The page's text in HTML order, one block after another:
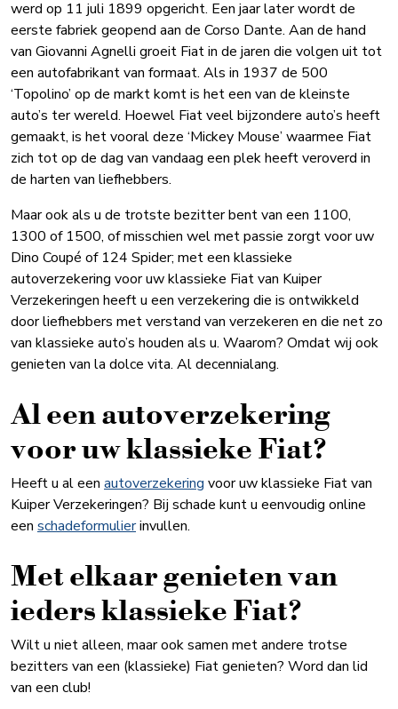
werd op 11 juli 1899 opgericht. Een jaar later wordt de
eerste fabriek geopend aan de Corso Dante. Aan de hand
van Giovanni Agnelli groeit Fiat in de jaren die volgen uit tot
een autofabrikant van formaat. Als in 1937 de 500
‘Topolino’ op de markt komt is het een van de kleinste
auto’s ter wereld. Hoewel Fiat veel bijzondere auto’s heeft
gemaakt, is het vooral deze ‘Mickey Mouse’ waarmee Fiat
zich tot op de dag van vandaag een plek heeft veroverd in
de harten van liefhebbers.
Maar ook als u de trotste bezitter bent van een 1100,
1300 of 1500, of misschien wel met passie zorgt voor uw
Dino Coupé of 124 Spider; met een klassieke
autoverzekering voor uw klassieke Fiat van Kuiper
Verzekeringen heeft u een verzekering die is ontwikkeld
door liefhebbers met verstand van verzekeren en die net zo
van klassieke auto’s houden als u. Waarom? Omdat wij ook
genieten van la dolce vita. Al decennialang.
Al een autoverzekering
voor uw klassieke Fiat?
Heeft u al een autoverzekering voor uw klassieke Fiat van
Kuiper Verzekeringen? Bij schade kunt u eenvoudig online
een schadeformulierinvullen.
Met elkaar genieten van
ieders klassieke Fiat?
Wilt u niet alleen, maar ook samen met andere trotse
bezitters van een (klassieke) Fiat genieten? Word dan lid
van een club!